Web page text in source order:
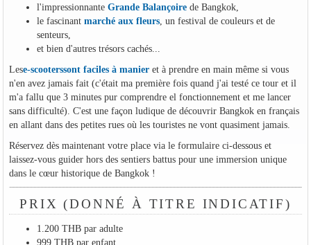
l'impressionnante Grande Balançoirede Bangkok,
le fascinant marché aux fleurs, un festival de couleurs et de
senteurs,
et bien d'autres trésors cachés...
Lese-scooterssont faciles à manieret à prendre en main même si vous
n'en avez jamais fait (c'était ma première fois quand j'ai testé ce tour et il
m'a fallu que 3 minutes pur comprendre el fonctionnement et me lancer
sans difficulté). C'est une façon ludique de découvrir Bangkok en français
en allant dans des petites rues où les touristes ne vont quasiment jamais.
Réservez dès maintenant votre place via le formulaire ci-dessous et
laissez-vous guider hors des sentiers battus pour une immersion unique
dans le cœur historique de Bangkok !
PRIX (DONNÉ À TITRE INDICATIF)
1.200 THB par adulte
999 THB par enfant